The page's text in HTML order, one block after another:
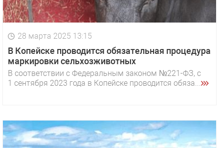
28 марта 2025 13:15
В Копейске проводится обязательная процедура
маркировки сельхозживотных
В соответствии с Федеральным законом №221-ФЗ, с
1 сентября 2023 года в Копейске проводится обяза...